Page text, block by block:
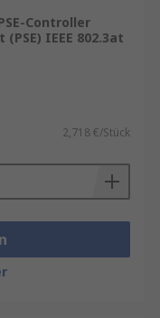
Controller
IEEE 802.3at
2,718 €/Stück